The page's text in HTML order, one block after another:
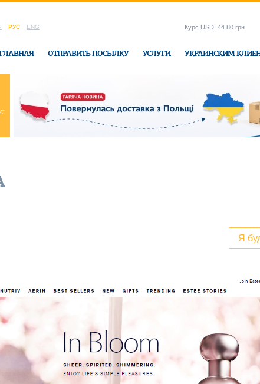
РУС ENG
ОТПРАВИТЬ ПОСЫЛКУ УСЛУГИ УКРАИНСКИМ
Курс USD: 44.80 грн
область:
Винницкая в офисе Ukraine-Express
Я